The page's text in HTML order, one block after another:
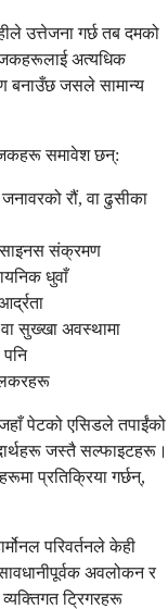
उत्तेजना गर्छ तब दमको
अत्यधिक
बनाउँछ जसले सामान्य
समावेश छन्:
रौं, वा ढुसीका
साइनस संक्रमण
धुवाँ
वा सुख्खा अवस्थामा
पेटको एसिडले तपाईंको
जस्तै सल्फाइटहरू।
प्रतिक्रिया गर्छन्,
परिवर्तनले केही
अवलोकन र
ट्रिगरहरू